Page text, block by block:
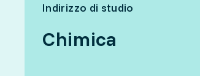
Indirizzo di studio
Chimica